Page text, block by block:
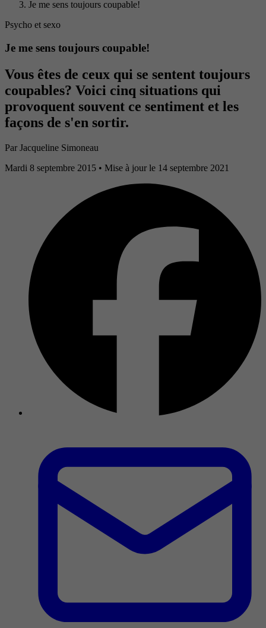
Je me sens toujours coupable!
Psycho et sexo
Je me sens toujours coupable!
Vous êtes de ceux qui se sentent toujours
coupables? Voici cinq situations qui
provoquent souvent ce sentiment et les
façons de s'en sortir.
Par Jacqueline Simoneau
Mardi 8 septembre 2015 • Mise à jour le 14 septembre 2021